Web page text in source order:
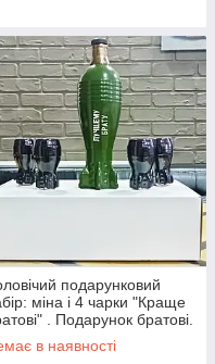
подарунковий
міна і 4 чарки "Краще
. Подарунок братові.
бойовий резерв.
в наявності